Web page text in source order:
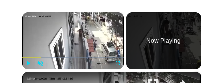
×
Play Unmute Fullscreen
Now Playing
×